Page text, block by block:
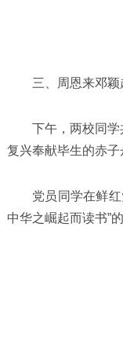
三、周恩来邓
下午，两校同
复兴奉献毕生的赤
党员同学在鲜
中华之崛起而读书”